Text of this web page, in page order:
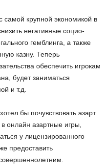
самой крупной экономикой в
негативные социо-
гемблинга, а также
казну. Теперь
обеспечить игрокам
будет заниматься
и т.д.
бы почувствовать азарт
онлайн азартные игры,
у лицензированного
предоставить